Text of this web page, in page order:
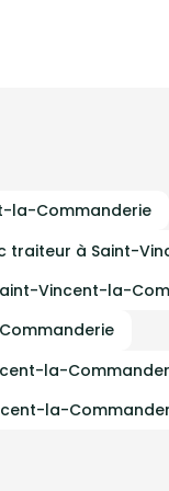
la-Commanderie
traiteur à Saint-
Vincent-la-
la-
la-